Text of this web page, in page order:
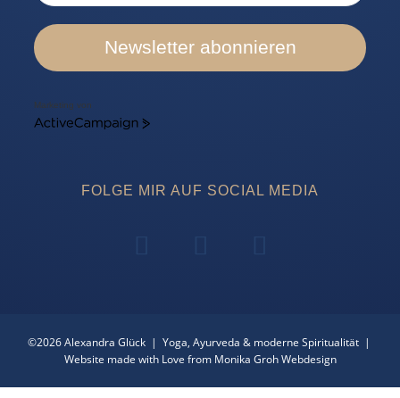
Newsletter abonnieren
Marketing von
ActiveCampaign
FOLGE MIR AUF SOCIAL MEDIA
©2026 Alexandra Glück | Yoga, Ayurveda & moderne Spiritualität |
Website made with Love from Monika Groh Webdesign